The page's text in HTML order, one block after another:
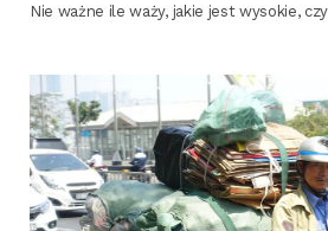
Nie waż­ne ile waży, jakie jest wyso­kie,